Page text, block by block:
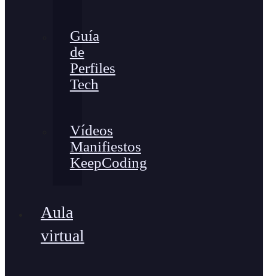
Guía
de
Perfiles
Tech
Vídeos
Manifiestos
KeepCoding
Aula
virtual